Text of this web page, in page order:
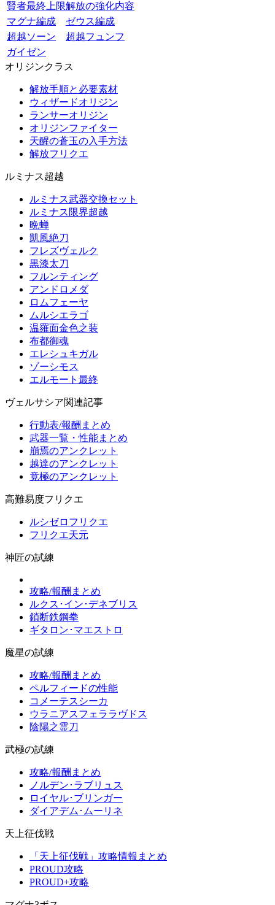
賢者最終上限解放の強化内容
マグナ編成
ゼウス編成
超越ソーン
超越フュンフ
ガイゼン
オリジンクラス
解放手順と必要素材
ウィザードオリジン
ランサーオリジン
オリジンファイター
天醒の蒼玉の入手方法
解放フリクエ
ルミナス超越
ルミナス武器交換セット
ルミナス限界超越
晩蝉
凱風絶刀
フレズヴェルク
黒漆太刀
フルンティング
アンドロメダ
ロムフェーヤ
ムルシエラゴ
温羅面金色之装
布都御魂
エレシュキガル
ゾーシモス
エルモート最終
ヴェルサシア関連記事
行動表/報酬まとめ
武器一覧・性能まとめ
崩焉のアンクレット
越達のアンクレット
竟極のアンクレット
高難易度フリクエ
ルシゼロフリクエ
フリクエ天元
神匠の試練
攻略/報酬まとめ
ルクス･イン･デネブリス
鎖断鉄鋼拳
ギタロン･マエストロ
魔星の試練
攻略/報酬まとめ
ペルフィードの性能
コメーテスシーカ
ウラニアスフェララヴドス
陰陽之霊刀
武極の試練
攻略/報酬まとめ
ノルデン･ラブリュス
ロイヤル･ブリンガー
ダイアデム･ムーリネ
天上征伐戦
「天上征伐戦」攻略情報まとめ
PROUD攻略
PROUD+攻略